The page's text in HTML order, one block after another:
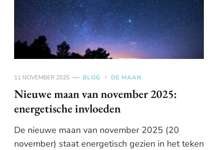
11 NOVEMBER 2025 BLOG DE MAAN
Nieuwe maan van november 2025:
energetische invloeden
De nieuwe maan van november 2025 (20
november) staat energetisch gezien in het teken